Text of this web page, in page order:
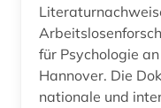
technik (1)
test (1)
theologie (1)
für Psychologie
Hannover. Die
nationale und